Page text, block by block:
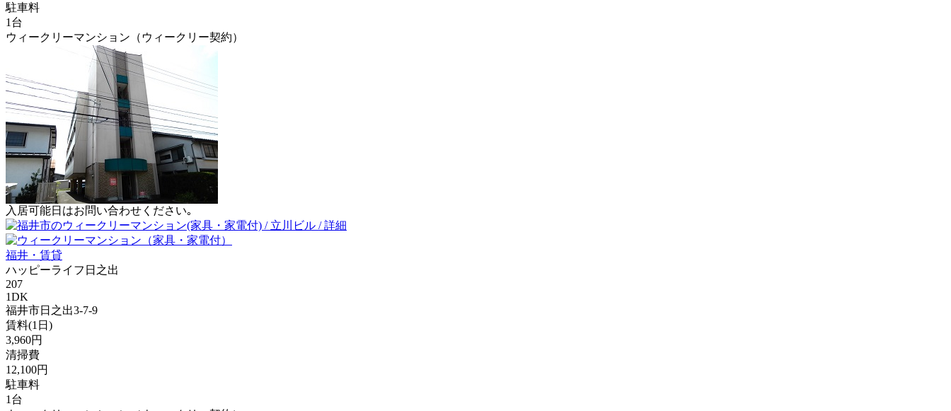
駐車料
1台
ウィークリーマンション（ウィークリー契約）
入居可能日はお問い合わせください｡
福井・賃貸
ハッピーライフ日之出
207
1DK
福井市日之出3-7-9
賃料(1日)
3,960円
清掃費
12,100円
駐車料
1台